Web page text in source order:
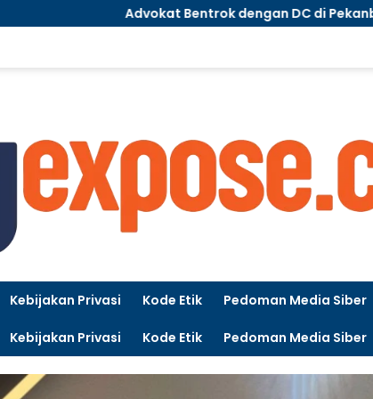
Bentrok dengan DC di Pekanbaru, LBH SPN
Kebijakan Privasi Kode Etik Pedoman Media Siber
Kebijakan Privasi Kode Etik Pedoman Media Siber